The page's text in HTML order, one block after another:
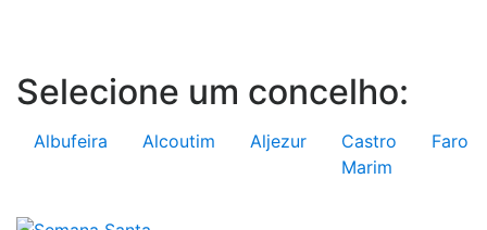
Selecione um concelho:
Albufeira Alcoutim Aljezur
Castro
Marim
Faro